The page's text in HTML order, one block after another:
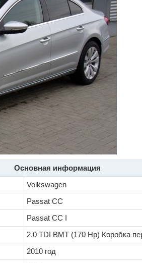
Основная информация
Volkswagen
Passat CC
Passat CC I
2.0 TDI BMT (170 Hp) Коробка
2010 год